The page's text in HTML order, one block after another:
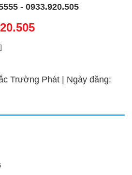
- 0933.920.505
Trường Phát | Ngày đăng: